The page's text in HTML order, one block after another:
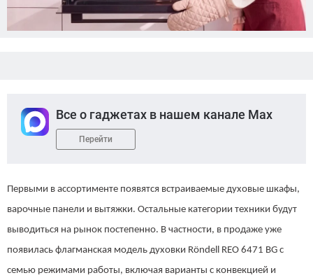
Все о гаджетах в нашем канале Max
Перейти
Первыми в ассортименте появятся встраиваемые духовые шкафы,
варочные панели и вытяжки. Остальные категории техники будут
выводиться на рынок постепенно. В частности, в продаже уже
появилась флагманская модель духовки Röndell REO 6471 BG с
семью режимами работы, включая варианты с конвекцией и